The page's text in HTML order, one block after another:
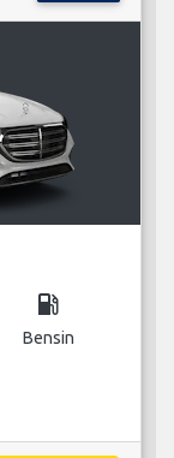
local_gas_station
Bensin